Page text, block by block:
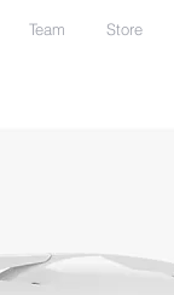
Team Store